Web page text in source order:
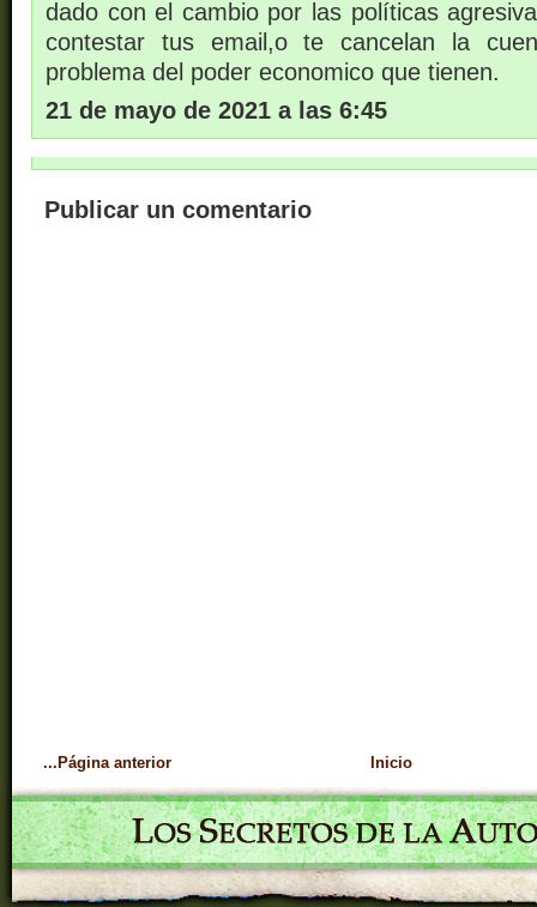
dado con el cambio por las políticas
contestar tus email,o te cancelan la
problema del poder economico que tienen.
21 de mayo de 2021 a las 6:45
Publicar un comentario
...Página anterior Inicio